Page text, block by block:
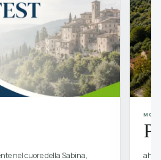
nel cuore della Sabina,